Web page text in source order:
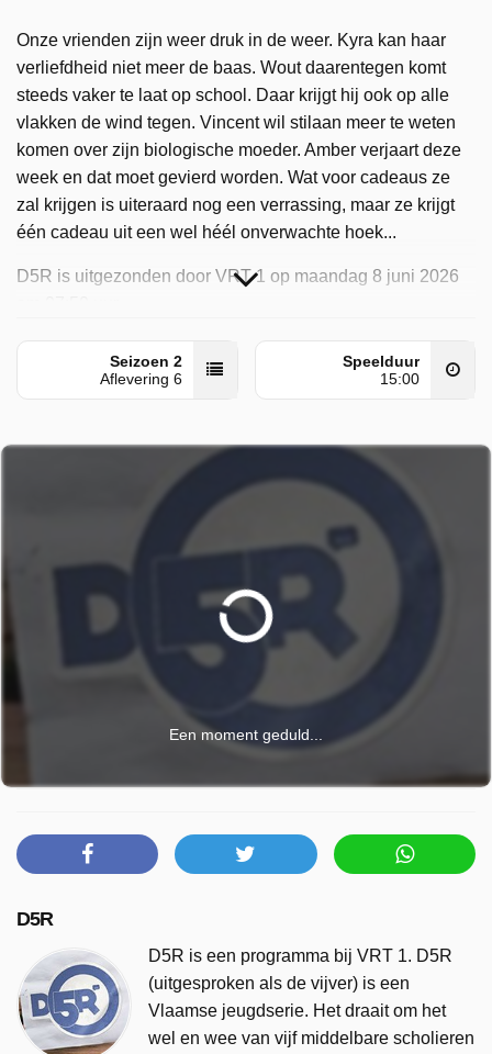
Onze vrienden zijn weer druk in de weer. Kyra kan haar
verliefdheid niet meer de baas. Wout daarentegen komt
steeds vaker te laat op school. Daar krijgt hij ook op alle
vlakken de wind tegen. Vincent wil stilaan meer te weten
komen over zijn biologische moeder. Amber verjaart deze
week en dat moet gevierd worden. Wat voor cadeaus ze
zal krijgen is uiteraard nog een verrassing, maar ze krijgt
één cadeau uit een wel héél onverwachte hoek...
D5R is uitgezonden door VRT 1 op maandag 8 juni 2026
Seizoen 2
Aflevering 6
Speelduur
15:00
Een moment geduld...
D5R
D5R is een programma bij VRT 1. D5R
(uitgesproken als de vijver) is een
Vlaamse jeugdserie. Het draait om het
wel en wee van vijf middelbare scholieren